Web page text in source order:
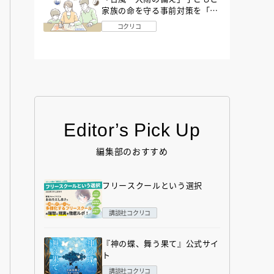
家族の命を守る事前対策を「防
災アドバイザー」が解説
コクリコ
Editor’s Pick Up
編集部のおすすめ
フリースクールという選択
講談社コクリコ
『神の蝶、舞う果て』公式サイ
ト
講談社コクリコ